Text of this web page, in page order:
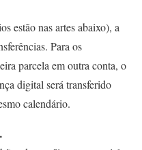
estão nas artes abaixo), a
Para os
parcela em outra conta, o
digital será transferido
calendário.